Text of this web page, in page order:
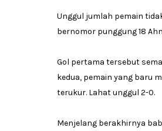
Unggul jumlah pemain
bernomor punggung 18
Gol pertama tersebut
kedua, pemain yang baru
terukur. Lahat unggul 2-0.
Menjelang berakhirnya